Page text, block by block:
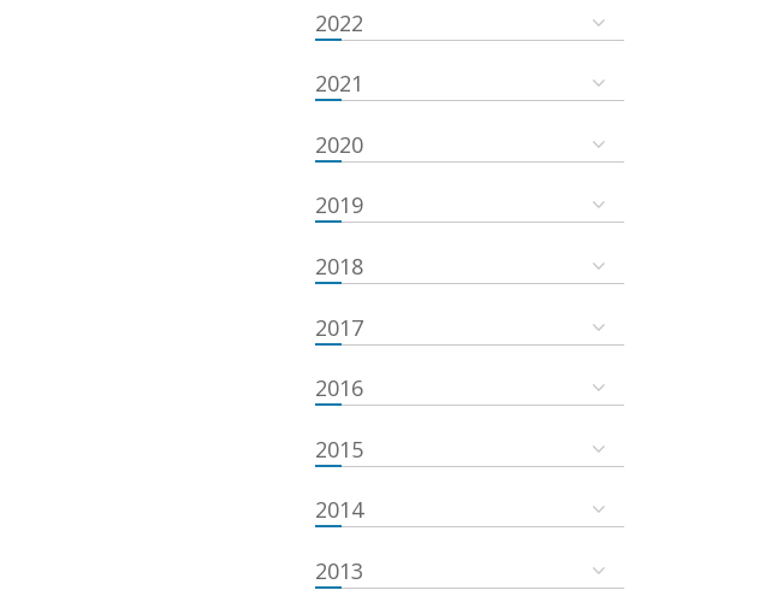
2022
2021
2020
2019
2018
2017
2016
2015
2014
2013